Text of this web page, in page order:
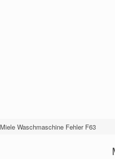
Miele Waschmaschine Fehler F63